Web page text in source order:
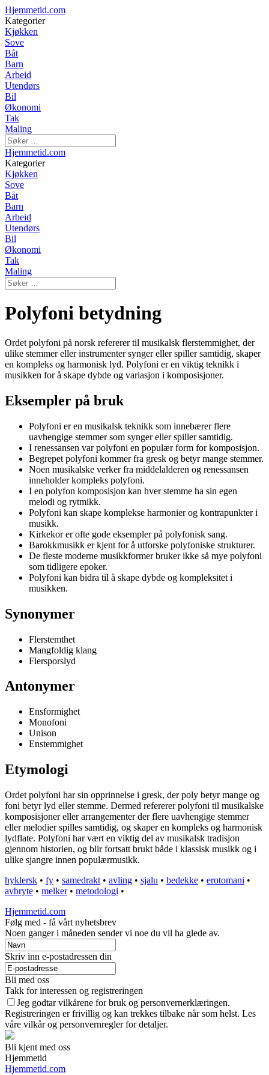
Hjemmetid.com
Kategorier
Kjøkken
Sove
Båt
Barn
Arbeid
Utendørs
Bil
Økonomi
Tak
Maling
Hjemmetid.com
Kategorier
Kjøkken
Sove
Båt
Barn
Arbeid
Utendørs
Bil
Økonomi
Tak
Maling
Polyfoni betydning
Ordet polyfoni på norsk refererer til musikalsk flerstemmighet, der
ulike stemmer eller instrumenter synger eller spiller samtidig, skaper
en kompleks og harmonisk lyd. Polyfoni er en viktig teknikk i
musikken for å skape dybde og variasjon i komposisjoner.
Eksempler på bruk
Polyfoni er en musikalsk teknikk som innebærer flere
uavhengige stemmer som synger eller spiller samtidig.
I renessansen var polyfoni en populær form for komposisjon.
Begrepet polyfoni kommer fra gresk og betyr mange stemmer.
Noen musikalske verker fra middelalderen og renessansen
inneholder kompleks polyfoni.
I en polyfon komposisjon kan hver stemme ha sin egen
melodi og rytmikk.
Polyfoni kan skape komplekse harmonier og kontrapunkter i
musikk.
Kirkekor er ofte gode eksempler på polyfonisk sang.
Barokkmusikk er kjent for å utforske polyfoniske strukturer.
De fleste moderne musikkformer bruker ikke så mye polyfoni
som tidligere epoker.
Polyfoni kan bidra til å skape dybde og kompleksitet i
musikken.
Synonymer
Flerstemthet
Mangfoldig klang
Flersporslyd
Antonymer
Ensformighet
Monofoni
Unison
Enstemmighet
Etymologi
Ordet polyfoni har sin opprinnelse i gresk, der poly betyr mange og
foni betyr lyd eller stemme. Dermed refererer polyfoni til musikalske
komposisjoner eller arrangementer der flere uavhengige stemmer
eller melodier spilles samtidig, og skaper en kompleks og harmonisk
lydflate. Polyfoni har vært en viktig del av musikalsk tradisjon
gjennom historien, og blir fortsatt brukt både i klassisk musikk og i
ulike sjangre innen populærmusikk.
hyklersk • fy • samedrakt • avling • sjalu • bedekke • erotomani •
avbryte • melker• metodologi •
Hjemmetid.com
Følg med - få vårt nyhetsbrev
Noen ganger i måneden sender vi noe du vil ha glede av.
Skriv inn e-postadressen din
Bli med oss
Takk for interessen og registreringen
Jeg godtar vilkårene for bruk og personvernerklæringen.
Registreringen er frivillig og kan trekkes tilbake når som helst. Les
våre vilkår og personvernregler for detaljer.
Bli kjent med oss
Hjemmetid
Hjemmetid.com